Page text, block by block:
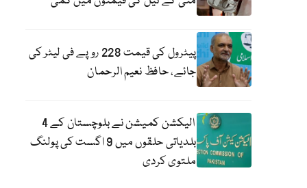
پیٹرول کی قیمت 228 روپے فی لیٹر کی
جائے، حافظ نعیم الرحمان
الیکشن کمیشن نے بلوچستان کے 4
بلدیاتی حلقوں میں 9 اگست کی پولنگ
ملتوی کردی